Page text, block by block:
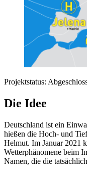
Projektstatus:
Die Idee
Deutschland ist ein
hießen die Hoch- und
Helmut. Im Januar 2021
Wetterphänomene beim
Namen, die die